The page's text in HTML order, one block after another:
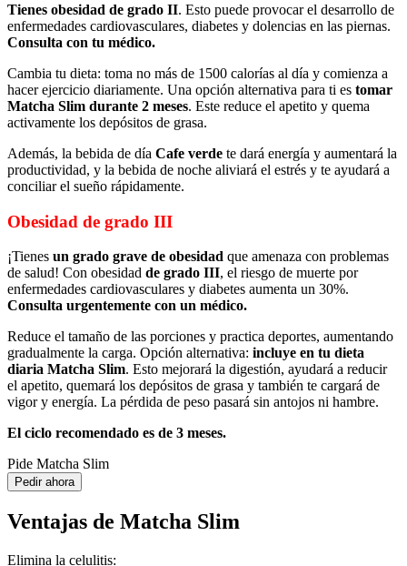
Tienes obesidad de grado II. Esto puede provocar el desarrollo de
enfermedades cardiovasculares, diabetes y dolencias en las piernas.
Consulta con tu médico.
Cambia tu dieta: toma no más de 1500 calorías al día y comienza a
hacer ejercicio diariamente. Una opción alternativa para ti es tomar
Matcha Slim durante 2 meses. Este reduce el apetito y quema
activamente los depósitos de grasa.
Además, la bebida de día Cafe verde te dará energía y aumentará la
productividad, y la bebida de noche aliviará el estrés y te ayudará a
conciliar el sueño rápidamente.
Obesidad de grado III
¡Tienes un grado grave de obesidad que amenaza con problemas
de salud! Con obesidad de grado III, el riesgo de muerte por
enfermedades cardiovasculares y diabetes aumenta un 30%.
Consulta urgentemente con un médico.
Reduce el tamaño de las porciones y practica deportes, aumentando
gradualmente la carga. Opción alternativa: incluye en tu dieta
diaria Matcha Slim. Esto mejorará la digestión, ayudará a reducir
el apetito, quemará los depósitos de grasa y también te cargará de
vigor y energía. La pérdida de peso pasará sin antojos ni hambre.
El ciclo recomendado es de 3 meses.
Pide Matcha Slim
Pedir ahora
Ventajas de Matcha Slim
Elimina la celulitis: